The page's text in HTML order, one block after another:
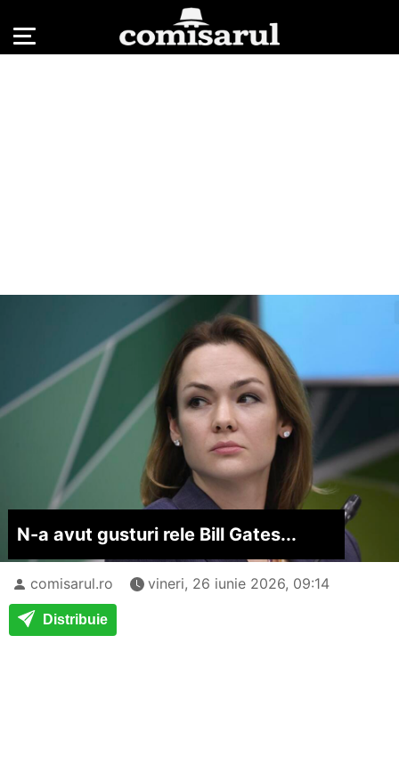
N-a avut gusturi rele Bill Gates...
comisarul.ro vineri, 26 iunie 2026, 09:14
Distribuie